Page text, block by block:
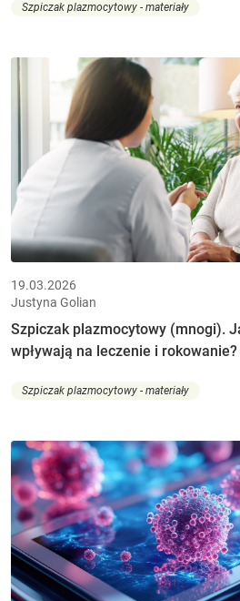
Szpiczak plazmocytowy - materiały
19.03.2026
Justyna Golian
Szpiczak plazmocytowy (mnogi).
wpływają na leczenie i rokowanie?
Szpiczak plazmocytowy - materiały